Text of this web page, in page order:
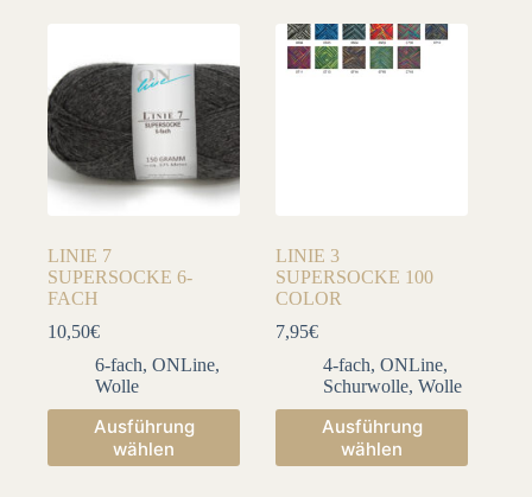
Optionen
können
auf
der
Produktseite
gewählt
werden
auf.
Die
Optionen
LINIE 7
SUPERSOCKE 6-
FACH
10,50€
6-fach, ONLine,
Wolle
Ausführung
wählen
Dieses
Produkt
weist
LINIE 3
SUPERSOCKE 100
COLOR
7,95€
4-fach,ONLine,
Schurwolle,Wolle
Ausführung
wählen
Dieses
Produkt
weist